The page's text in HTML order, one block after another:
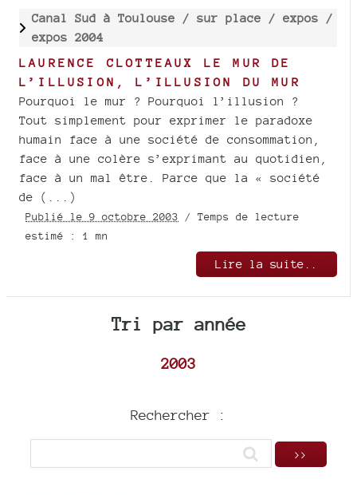
Canal Sud à Toulouse / sur place / expos /
expos 2004
LAURENCE CLOTTEAUX LE MUR DE
L’ILLUSION, L’ILLUSION DU MUR
Pourquoi le mur ? Pourquoi l’illusion ?
Tout simplement pour exprimer le paradoxe
humain face à une société de consommation,
face à une colère s’exprimant au quotidien,
face à un mal être. Parce que la « société
de (...)
Publié le 9 octobre 2003 / Temps de lecture
estimé : 1 mn
Lire la suite..
Tri par année
2003
Rechercher :